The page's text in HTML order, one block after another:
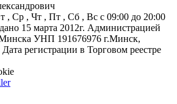
, Ср , Чт , Пт , Сб , Вс c 09:00 до 20:00
15 марта 2012г. Администрацией
УНП 191676976 г.Минск,
Дата регистрации в Торговом реестре